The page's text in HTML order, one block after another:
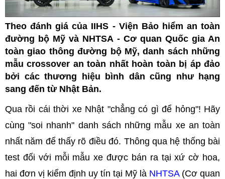
Theo đánh giá của IIHS - Viện Bảo hiểm an toàn
đường bộ Mỹ và NHTSA - Cơ quan Quốc gia An
toàn giao thông đường bộ Mỹ, danh sách những
mẫu crossover an toàn nhất hoàn toàn bị áp đảo
bởi các thương hiệu bình dân cũng như hạng
sang đến từ Nhật Bản.
Qua rồi cái thời xe Nhật "chẳng có gì để hỏng"! Hãy
cùng "soi nhanh" danh sách những mẫu xe an toàn
nhất năm để thấy rõ điều đó. Thông qua hệ thống bài
test đối với mỗi mẫu xe được bán ra tại xứ cờ hoa,
hai đơn vị kiểm định uy tín tại Mỹ là NHTSA(Cơ quan